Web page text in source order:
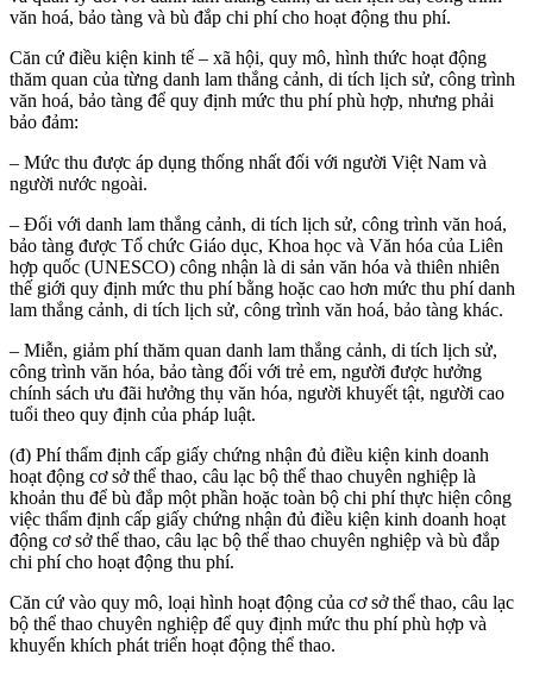
văn hoá, bảo tàng và bù đắp chi phí cho hoạt động thu phí.
Căn cứ điều kiện kinh tế – xã hội, quy mô, hình thức hoạt động
thăm quan của từng danh lam thắng cảnh, di tích lịch sử, công trình
văn hoá, bảo tàng để quy định mức thu phí phù hợp, nhưng phải
bảo đảm:
– Mức thu được áp dụng thống nhất đối với người Việt Nam và
người nước ngoài.
– Đối với danh lam thắng cảnh, di tích lịch sử, công trình văn hoá,
bảo tàng được Tổ chức Giáo dục, Khoa học và Văn hóa của Liên
hợp quốc (UNESCO) công nhận là di sản văn hóa và thiên nhiên
thế giới quy định mức thu phí bằng hoặc cao hơn mức thu phí danh
lam thắng cảnh, di tích lịch sử, công trình văn hoá, bảo tàng khác.
– Miễn, giảm phí thăm quan danh lam thắng cảnh, di tích lịch sử,
công trình văn hóa, bảo tàng đối với trẻ em, người được hưởng
chính sách ưu đãi hưởng thụ văn hóa, người khuyết tật, người cao
tuổi theo quy định của pháp luật.
(đ) Phí thẩm định cấp giấy chứng nhận đủ điều kiện kinh doanh
hoạt động cơ sở thể thao, câu lạc bộ thể thao chuyên nghiệp là
khoản thu để bù đắp một phần hoặc toàn bộ chi phí thực hiện công
việc thẩm định cấp giấy chứng nhận đủ điều kiện kinh doanh hoạt
động cơ sở thể thao, câu lạc bộ thể thao chuyên nghiệp và bù đắp
chi phí cho hoạt động thu phí.
Căn cứ vào quy mô, loại hình hoạt động của cơ sở thể thao, câu lạc
bộ thể thao chuyên nghiệp để quy định mức thu phí phù hợp và
khuyến khích phát triển hoạt động thể thao.